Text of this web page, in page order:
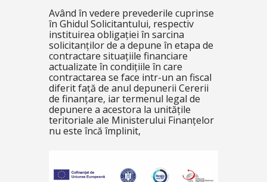
Având în vedere prevederile cuprinse
în Ghidul Solicitantului, respectiv
instituirea obligației în sarcina
solicitanților de a depune în etapa de
contractare situațiile financiare
actualizate în condițiile în care
contractarea se face intr-un an fiscal
diferit față de anul depunerii Cererii
de finanțare, iar termenul legal de
depunere a acestora la unitățile
teritoriale ale Ministerului Finanțelor
nu este încă împlinit,